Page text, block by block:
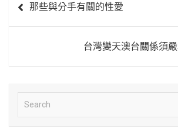
章 那些與分手有關的性愛
台灣變天澳台關係須
e